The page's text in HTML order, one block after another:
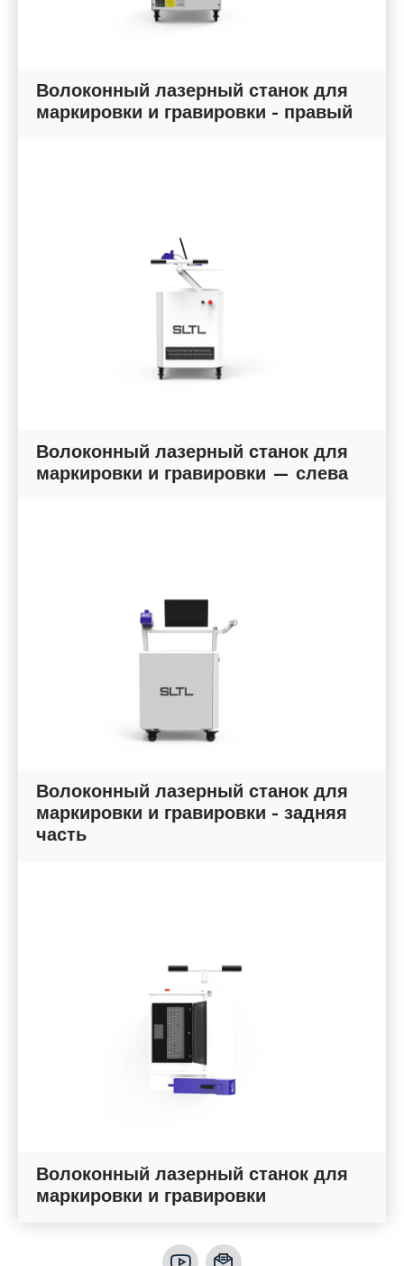
Волоконный лазерный станок для
маркировки и гравировки - правый
Волоконный лазерный станок для
маркировки и гравировки — слева
Волоконный лазерный станок для
маркировки и гравировки - задняя
часть
Волоконный лазерный станок для
маркировки и гравировки